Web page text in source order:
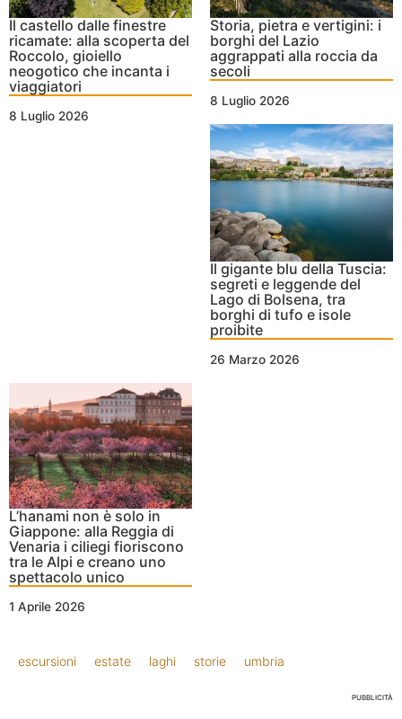
Il castello dalle finestre
ricamate: alla scoperta del
Roccolo, gioiello
neogotico che incanta i
viaggiatori
8 Luglio 2026
Storia, pietra e vertigini: i
borghi del Lazio
aggrappati alla roccia da
secoli
8 Luglio 2026
Il gigante blu della Tuscia:
segreti e leggende del
Lago di Bolsena, tra
borghi di tufo e isole
proibite
26 Marzo 2026
L’hanami non è solo in
Giappone: alla Reggia di
Venaria i ciliegi fioriscono
tra le Alpi e creano uno
spettacolo unico
1 Aprile 2026
escursioni estate laghi storie umbria
PUBBLICITÀ